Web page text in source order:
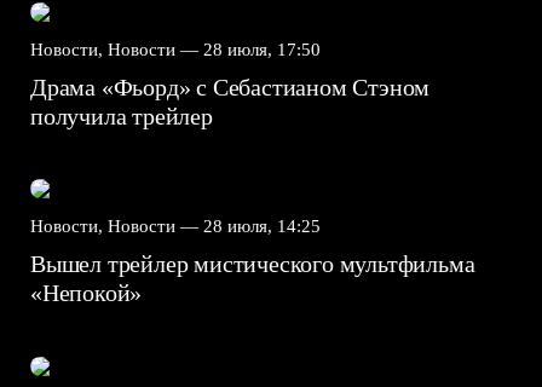
Новости, Новости — 28 июля, 17:50
Драма «Фьорд» с Себастианом Стэном
получила трейлер
Новости, Новости — 28 июля, 14:25
Вышел трейлер мистического мультфильма
«Непокой»